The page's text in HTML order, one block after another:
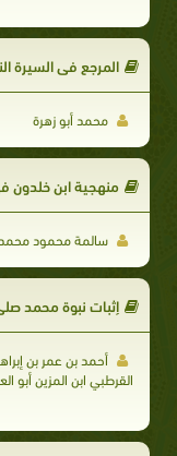
المرجع في السيرة
محمد أبو زهرة
منهجية ابن خلدون
سالمة محمود محمد
إثبات نبوة محمد
أحمد بن عمر بن
القرطبي ابن المزين أبو